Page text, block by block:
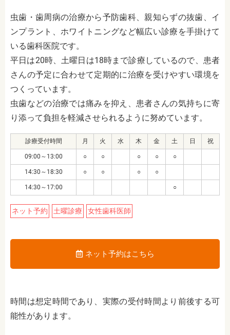
虫歯・歯周病の治療から予防歯科、親知らずの抜歯、イ
ンプラント、ホワイトニングなど幅広い診療を手掛けて
いる歯科医院です。
平日は20時、土曜日は18時まで診療しているので、患者
さんの予定に合わせて定期的に治療を受けやすい環境を
つくっています。
虫歯などの治療では痛みを抑え、患者さんの気持ちに寄
り添って負担を軽減させられるように努めています。
診療受付時間 月 火 水 木 金 土 日 祝
09:00～13:00 ○ ○ ○ ○ ○
14:30～18:30 ○ ○ ○ ○
14:30～17:00 ○
ネット予約 土曜診療 女性歯科医師
ネット予約はこちら
時間は想定時間であり、実際の受付時間より前後する可
能性があります。